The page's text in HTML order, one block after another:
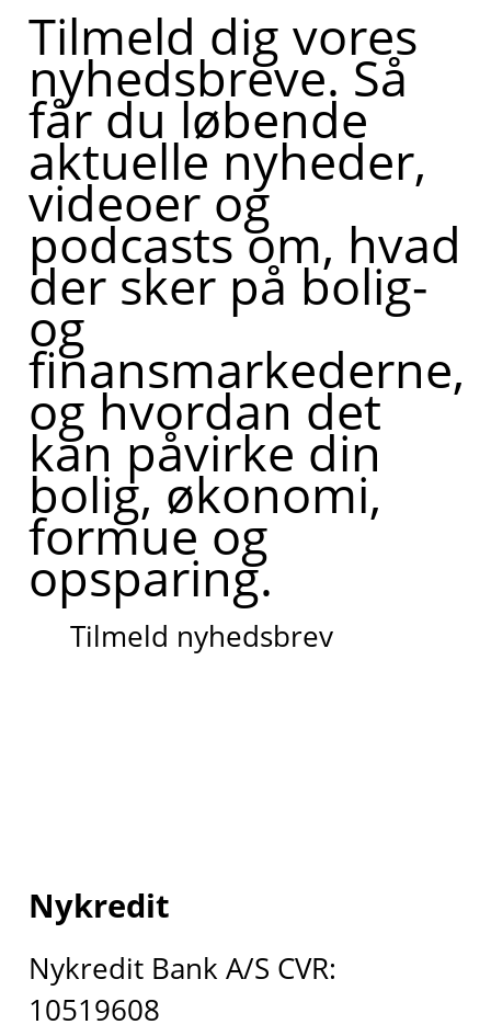
Tilmeld dig vores
nyhedsbreve. Så
får du løbende
aktuelle nyheder,
videoer og
podcasts om, hvad
der sker på bolig-
og
finansmarkederne,
og hvordan det
kan påvirke din
bolig, økonomi,
formue og
opsparing.
Tilmeld nyhedsbrev
Nykredit
Nykredit Bank A/S CVR:
10519608